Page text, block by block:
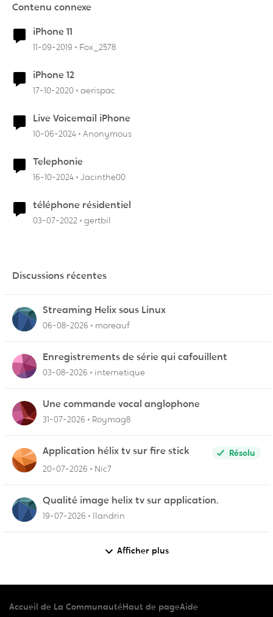
Contenu connexe
iPhone 11
11-09-2019 Fox_2578
iPhone 12
17-10-2020 aerispac
Live Voicemail iPhone
10-06-2024 Anonymous
Telephonie
16-10-2024 Jacinthe00
téléphone résidentiel
03-07-2022 gertbil
Discussions récentes
Streaming Helix sous Linux
06-08-2026 moreauf
Enregistrements de série qui cafouillent
03-08-2026 internetique
Une commande vocal anglophone
31-07-2026 Roymag8
Application hélix tv sur fire stick
Résolu
20-07-2026
Nic7
Qualité image helix tv sur application.
19-07-2026 llandrin
Afficher plus
Accueil de La CommunautéHaut de pageAide